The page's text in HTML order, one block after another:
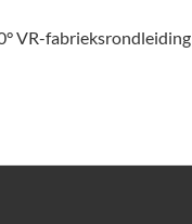
VR-fabrieksrondleiding